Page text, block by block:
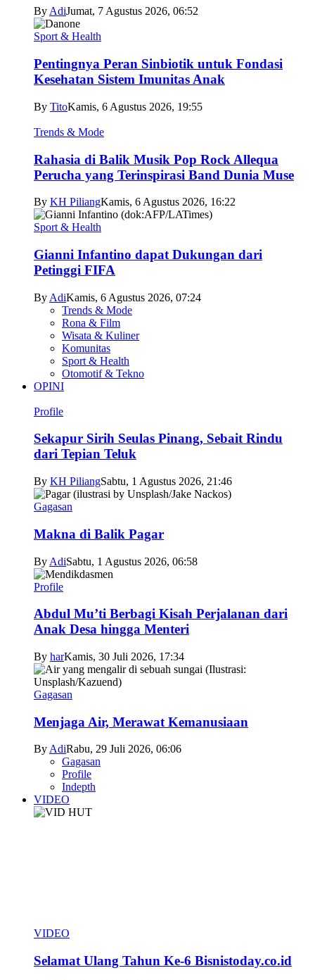
ByAdiJumat, 7 Agustus 2026, 06:52
Sport & Health
Pentingnya Peran Sinbiotik untuk Fondasi
Kesehatan Sistem Imunitas Anak
By TitoKamis, 6 Agustus 2026, 19:55
Trends & Mode
Rahasia di Balik Musik Pop Rock Allequa
Perucha yang Terinspirasi Band Dunia Muse
By KH PiliangKamis, 6 Agustus 2026, 16:22
Sport & Health
Gianni Infantino dapat Dukungan dari
Petinggi FIFA
By AdiKamis, 6 Agustus 2026, 07:24
Trends & Mode
Rona & Film
Wisata & Kuliner
Komunitas
Sport & Health
Otomotif & Tekno
OPINI
Profile
Sekapur Sirih Seulas Pinang, Sebait Rindu
dari Tepian Teluk
By KH PiliangSabtu, 1 Agustus 2026, 21:46
Gagasan
Makna di Balik Pagar
By AdiSabtu, 1 Agustus 2026, 06:58
Profile
Abdul Mu’ti Berbagi Kisah Perjalanan dari
Anak Desa hingga Menteri
By harKamis, 30 Juli 2026, 17:34
Gagasan
Menjaga Air, Merawat Kemanusiaan
ByAdiRabu, 29 Juli 2026, 06:06
Gagasan
Profile
Indepth
VIDEO
VIDEO
Selamat Ulang Tahun Ke-6 Bisnistoday.co.id